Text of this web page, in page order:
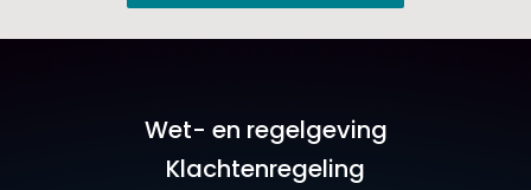
Wet- en regelgeving
Klachtenregeling